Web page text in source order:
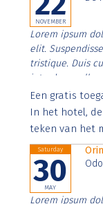
NOVEMBER
Lorem ipsum
elit.
tristique. Duis
interdum nulla,
Aenean
imperdiet. Nunc
Een gratis
In het hotel,
teken van het
Saturday
30
MAY
Lorem ipsum